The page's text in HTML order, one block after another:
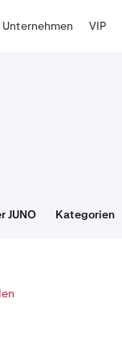
Unternehmen VIP
JUNO Kategorien